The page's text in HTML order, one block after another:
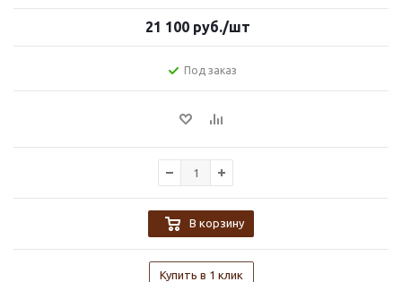
21 100 руб./шт
Под заказ
В корзину
Купить в 1 клик